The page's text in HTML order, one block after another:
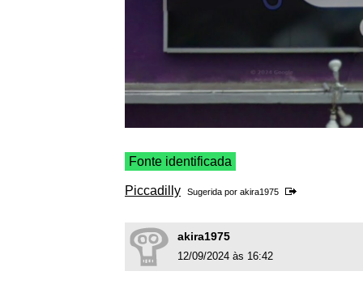
Fonte identificada
Piccadilly Sugerida por akira1975
akira1975
12/09/2024 às 16:42